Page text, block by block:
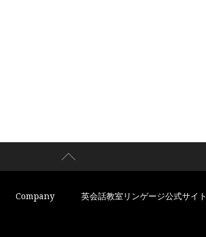
Company 英会話教室リンゲージ公式サイト